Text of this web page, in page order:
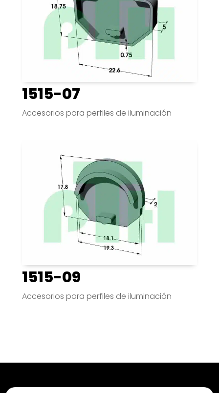
1515-07
Accesorios para perfiles de iluminación
1515-09
Accesorios para perfiles de iluminación